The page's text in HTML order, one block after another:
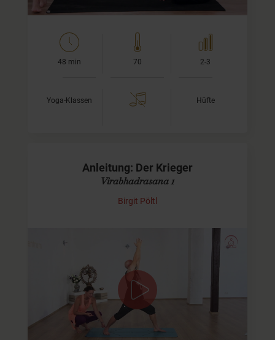
48 min 70 2-3
Yoga-Klassen Hüfte
Anleitung: Der Krieger
Virabhadrasana 1
Birgit Pöltl
Tipps und Tricks für Virabhadrasana 1 -
der Krieger
In diesem Yoga-Tutorial erkläre ich Dir die richtige
Ausführung von Virabhadrasana 1, eine Asana, die auf
Deutsch auch der Krieger oder manchmal…